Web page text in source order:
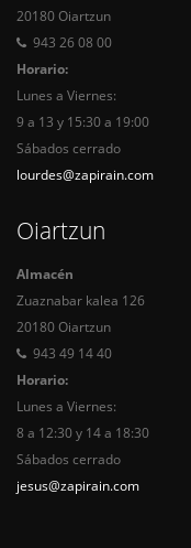
20180 Oiartzun
943 26 08 00
Horario:
Lunes a Viernes:
9 a 13 y 15:30 a 19:00
Sábados cerrado
lourdes@zapirain.com
Oiartzun
Almacén
Zuaznabar kalea 126
20180 Oiartzun
943 49 14 40
Horario:
Lunes a Viernes:
8 a 12:30 y 14 a 18:30
Sábados cerrado
jesus@zapirain.com